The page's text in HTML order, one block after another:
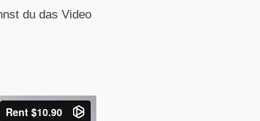
du das Video